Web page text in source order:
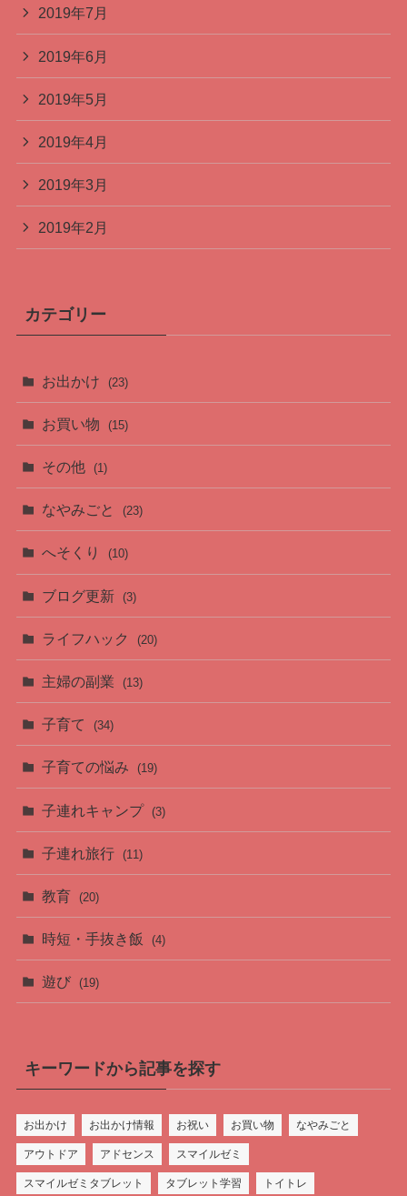
2019年7月
2019年6月
2019年5月
2019年4月
2019年3月
2019年2月
カテゴリー
お出かけ (23)
お買い物 (15)
その他 (1)
なやみごと (23)
へそくり (10)
ブログ更新 (3)
ライフハック (20)
主婦の副業 (13)
子育て (34)
子育ての悩み (19)
子連れキャンプ (3)
子連れ旅行 (11)
教育 (20)
時短・手抜き飯 (4)
遊び (19)
キーワードから記事を探す
お出かけ お出かけ情報 お祝い お買い物 なやみごと
アウトドア アドセンス スマイルゼミ
スマイルゼミタブレット タブレット学習 トイトレ